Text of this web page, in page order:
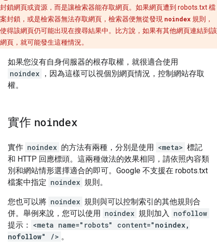
封鎖網頁或資源，而是讓檢索器能存取網頁。如果網頁遭到 robots.txt 檔
案封鎖，或是檢索器無法存取網頁，檢索器便無從發現 noindex 規則，
使得該網頁仍可能出現在搜尋結果中。比方說，如果有其他網頁連結到該
網頁，就可能發生這種情況。
如果您沒有自身伺服器的根存取權，就很適合使用
noindex
，因為這樣可以視個別網頁情況，控制網站存取
權。
實作 noindex
實作 noindex 的方法有兩種，分別是使用 <meta> 標記
和 HTTP 回應標頭。這兩種做法的效果相同，請依照內容類
別和網站情形選擇適合的即可。Google 不支援在 robots.txt
檔案中指定 noindex 規則。
您也可以將 noindex 規則與可以控制索引的其他規則合
併。舉例來說，您可以使用 noindex 規則加入 nofollow
提示：
<meta name="robots" content=" noindex,
nofollow" /> 。